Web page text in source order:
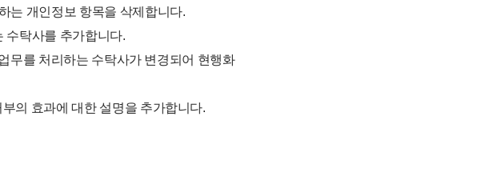
는 개인정보 항목을 삭제합니다.
수탁사를 추가합니다.
무를 처리하는 수탁사가 변경되어 현행화
의 효과에 대한 설명을 추가합니다.